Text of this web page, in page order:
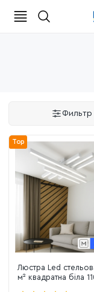
Фильтр
Top
Люстра Led
м² квадратна біла